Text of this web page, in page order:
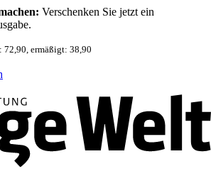
Verschenken Sie jetzt ein
72,90, ermäßigt: 38,90